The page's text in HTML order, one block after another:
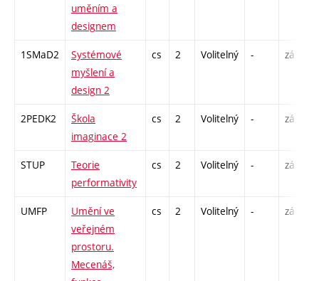
uměním a
designem
1SMaD2
Systémové
myšlení a
design 2
cs 2 Volitelný - zá
2PEDK2
Škola
imaginace 2
cs 2 Volitelný - zá
STUP
Teorie
performativity
cs 2 Volitelný - zá
UMFP
Umění ve
veřejném
prostoru.
Mecenáš,
cs 2 Volitelný - zá